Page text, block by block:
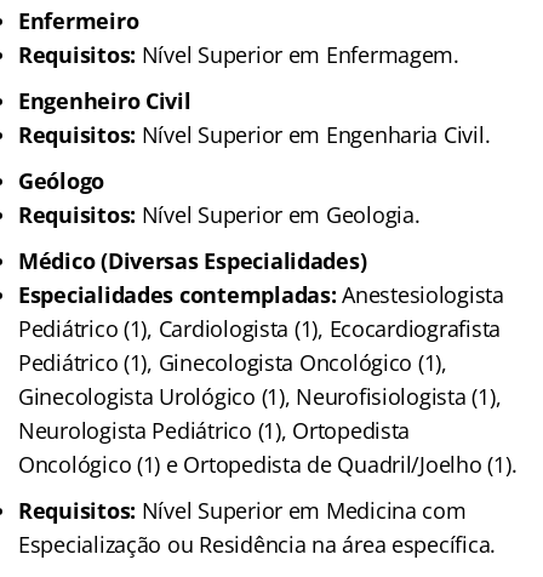
Enfermeiro
Requisitos: Nível Superior em Enfermagem.
Engenheiro Civil
Requisitos: Nível Superior em Engenharia Civil.
Geólogo
Requisitos: Nível Superior em Geologia.
Médico (Diversas Especialidades)
Especialidades contempladas: Anestesiologista
Pediátrico (1), Cardiologista (1), Ecocardiografista
Pediátrico (1), Ginecologista Oncológico (1),
Ginecologista Urológico (1), Neurofisiologista (1),
Neurologista Pediátrico (1), Ortopedista
Oncológico (1) e Ortopedista de Quadril/Joelho (1).
Requisitos: Nível Superior em Medicina com
Especialização ou Residência na área específica.